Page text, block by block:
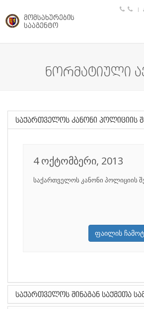
მომსახურების
სააგენტო
ნორმატიული
საქართველოს კანონი პოლიციის
4 ოქტომბერი, 2013
საქართველოს კანონი პოლიციის
ფაილის
საქართველოს შინაგან საქმეთა